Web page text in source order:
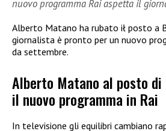
nuovo programma Rai aspetta il
Alberto Matano ha rubato ił posto a
giornalista è pronto per un nuovo
da settembre.
Alberto Matano al posto di
il nuovo programma in Rai
In televisione gli equilibri cambiano